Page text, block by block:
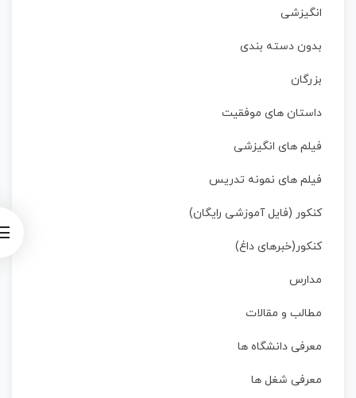
انگیزشی
بدون دسته بندی
بزرگان
داستان‌ های موفقیت
فیلم های انگیزشی
فیلم های نمونه تدریس
کنکور (فایل آموزشی رایگان)
کنکور(خبرهای داغ)
مدارس
مطالب و مقالات
معرفی دانشگاه ها
معرفی شغل ها